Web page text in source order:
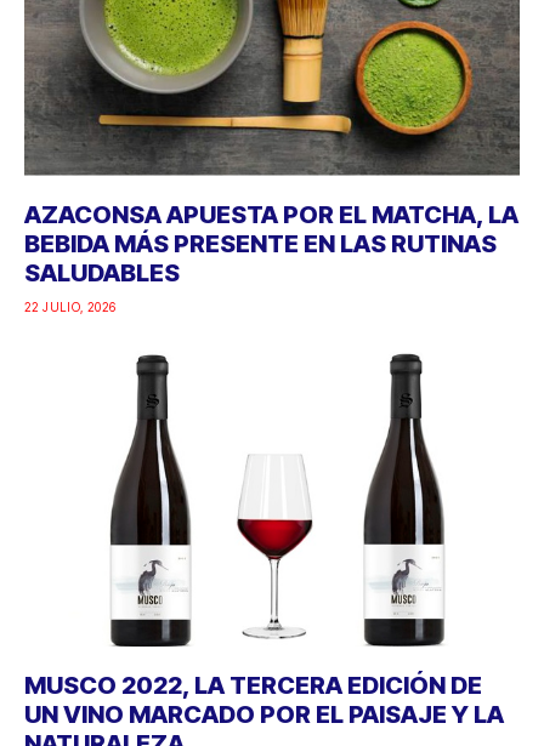
AZACONSA APUESTA POR EL MATCHA, LA
BEBIDA MÁS PRESENTE EN LAS RUTINAS
SALUDABLES
22 JULIO, 2026
MUSCO 2022, LA TERCERA EDICIÓN DE
UN VINO MARCADO POR EL PAISAJE Y LA